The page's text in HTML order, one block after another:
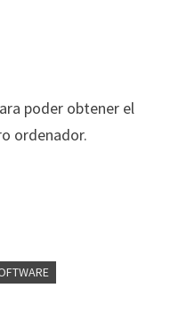
poder obtener el
ordenador.